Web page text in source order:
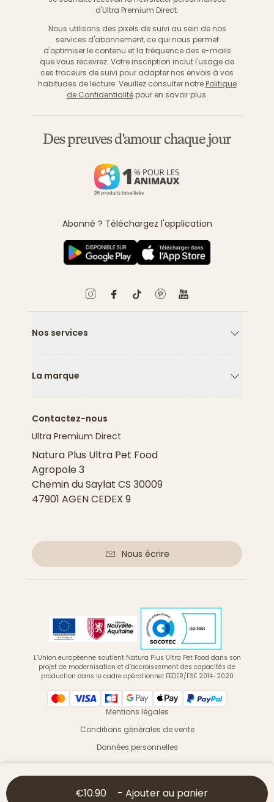
€10.90 - Ajouter au panier
d'Ultra Premium Direct.
Nous utilisons des pixels de suivi au sein de nos
services d'abonnement, ce qui nous permet
d'optimiser le contenu et la fréquence des e-mails
que vous recevrez. Votre inscription inclut l'usage de
ces traceurs de suivi pour adapter nos envois à vos
habitudes de lecture. Veuillez consulter notre Politique
de Confidentialitépour en savoir plus.
Des preuves d'amour chaque jour
Abonné ? Téléchargez l'application
Nos services
La marque
Contactez-nous
Ultra Premium Direct
Natura Plus Ultra Pet Food
Agropole 3
Chemin du Saylat CS 30009
47901 AGEN CEDEX 9
Nous écrire
L’Union européenne soutient Natura Plus Ultra Pet Food dans son
projet de modernisation et d’accroissement des capacités de
production dans le cadre opérationnel FEDER/FSE 2014-2020
Mentions légales
Conditions générales de vente
Données personnelles
© 2026 Ultra Premium Direct - Tous droits réservés